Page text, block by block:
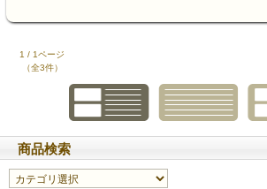
1 / 1ページ
（全3件）
商品検索